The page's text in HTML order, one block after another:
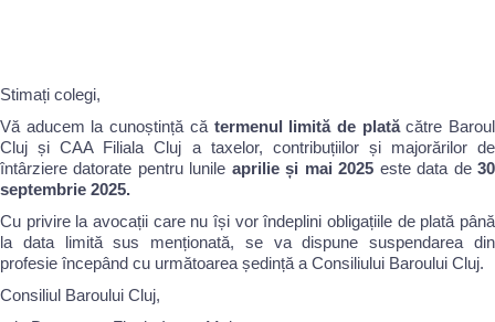
Stimați colegi,
Vă aducem la cunoștință că termenul limită de platăcătre Baroul
Cluj și CAA Filiala Cluj a taxelor, contribuțiilor și majorărilor de
întârziere datorate pentru lunile aprilie și mai 2025 este data de30
septembrie 2025.
Cu privire la avocații care nu își vor îndeplini obligațiile de plată până
la data limită sus menționată, se va dispune suspendarea din
profesie începând cu următoarea ședință a Consiliului Baroului Cluj.
Consiliul Baroului Cluj,